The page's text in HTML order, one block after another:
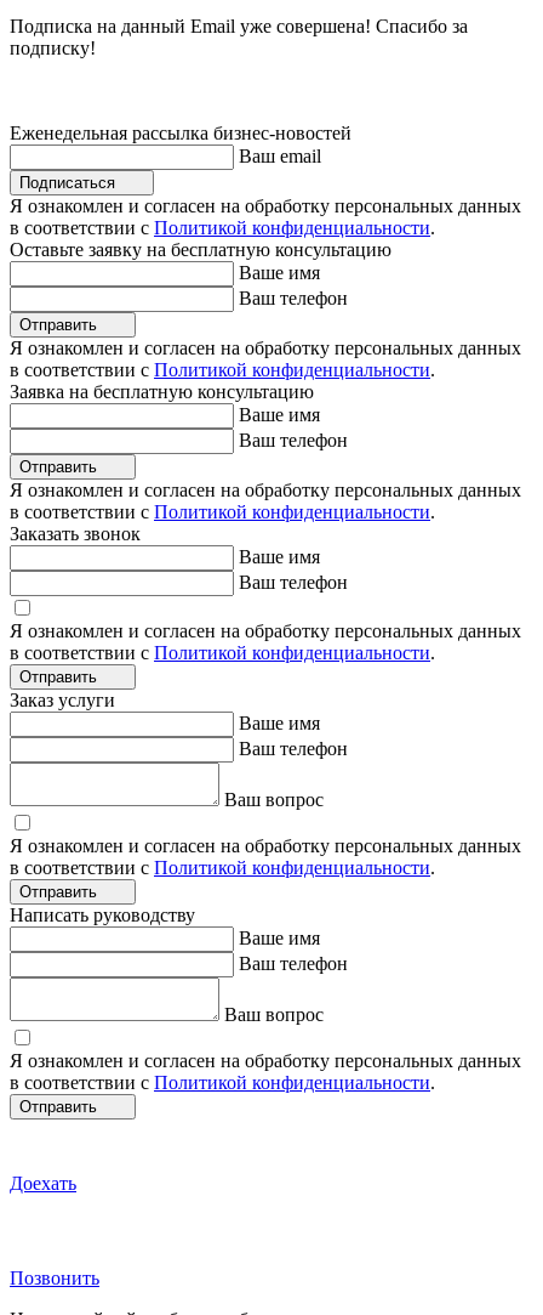
Подписка на данный Email уже совершена! Спасибо за
подписку!
Еженедельная рассылка бизнес-новостей
Ваш email
Подписаться
Я ознакомлен и согласен на обработку персональных данных
в соответствии с Политикой конфиденциальности.
Оставьте заявку на бесплатную консультацию
Ваше имя
Ваш телефон
Отправить
Я ознакомлен и согласен на обработку персональных данных
в соответствии с Политикой конфиденциальности.
Заявка на бесплатную консультацию
Ваше имя
Ваш телефон
Отправить
Я ознакомлен и согласен на обработку персональных данных
в соответствии с Политикой конфиденциальности.
Заказать звонок
Ваше имя
Ваш телефон
Я ознакомлен и согласен на обработку персональных данных
в соответствии с Политикой конфиденциальности.
Отправить
Заказ услуги
Ваше имя
Ваш телефон
Ваш вопрос
Я ознакомлен и согласен на обработку персональных данных
в соответствии с Политикой конфиденциальности.
Отправить
Написать руководству
Ваше имя
Ваш телефон
Ваш вопрос
Я ознакомлен и согласен на обработку персональных данных
в соответствии с Политикой конфиденциальности.
Отправить
Доехать
Позвонить